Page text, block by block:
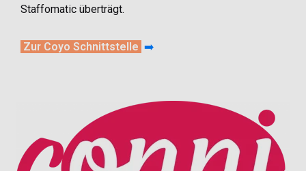
Staffomatic überträgt.
Zur Coyo Schnittstelle ➡️